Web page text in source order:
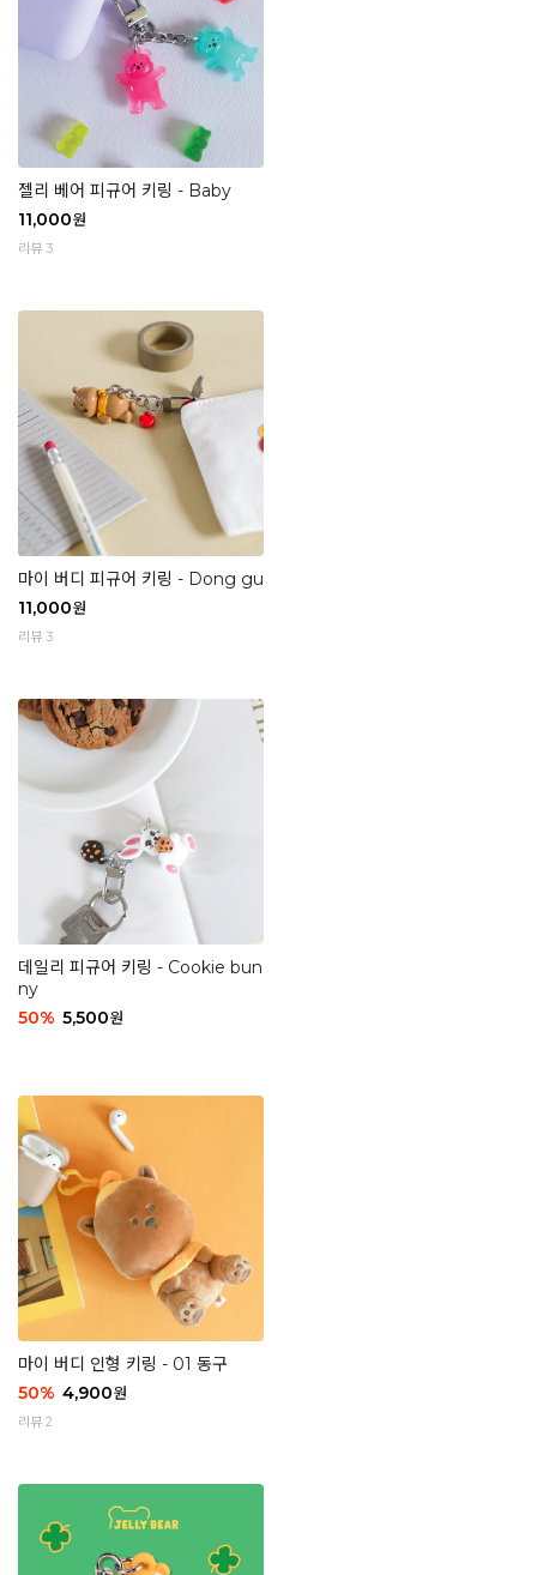
젤리 베어 피규어 키링 - Baby
11,000원
리뷰 3
마이 버디 피규어 키링 - Dong gu
11,000원
리뷰 3
데일리 피규어 키링 - Cookie bun
ny
50% 5,500원
마이 버디 인형 키링 - 01 동구
50% 4,900원
리뷰 2